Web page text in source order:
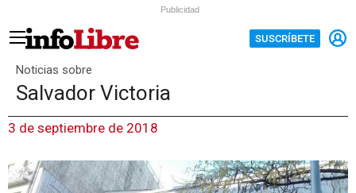
Publicidad
SUSCRÍBETE
Noticias sobre
Salvador Victoria
3 de septiembre de 2018